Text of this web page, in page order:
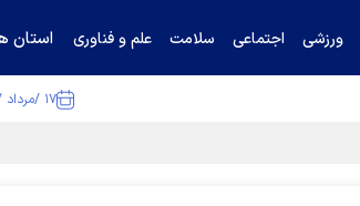
ورزشی اجتماعی سلامت علم و فناوری استان
۱۷ /مرداد /۱۴۰۵